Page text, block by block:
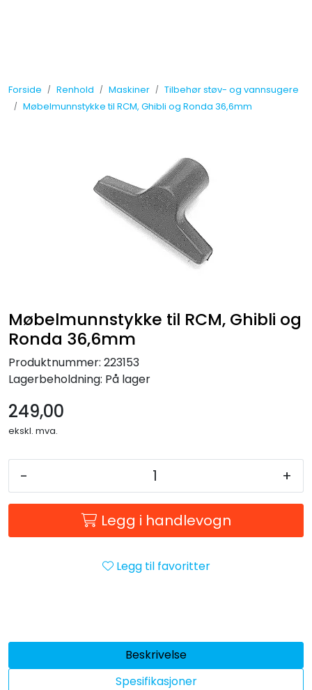
Forside Renhold Maskiner
Tilbehør støv- og vannsugere
Møbelmunnstykke til RCM, Ghibli og Ronda 36,6mm
Møbelmunnstykke til RCM, Ghibli og
Ronda 36,6mm
Produktnummer: 223153
Lagerbeholdning: På lager
249,00
ekskl. mva.
- +
Legg i handlevogn
Legg til favoritter
Beskrivelse
Spesifikasjoner
Måleinstrumenter
Forbruksmateriell
Gravferd